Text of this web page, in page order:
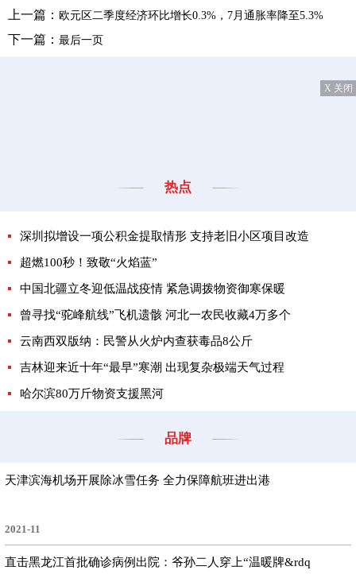
上一篇： 欧元区二季度经济环比增长0.3%，7月通胀率降至5.3%
下一篇： 最后一页
X 关闭
热点
深圳拟增设一项公积金提取情形 支持老旧小区项目改造
超燃100秒！致敬“火焰蓝”
中国北疆立冬迎低温战疫情 紧急调拨物资御寒保暖
曾寻找“驼峰航线”飞机遗骸 河北一农民收藏4万多个
云南西双版纳：民警从火炉内查获毒品8公斤
吉林迎来近十年“最早”寒潮 出现复杂极端天气过程
哈尔滨80万斤物资支援黑河
品牌
天津滨海机场开展除冰雪任务 全力保障航班进出港
2021-11
直击黑龙江首批确诊病例出院：爷孙二人穿上“温暖牌&rdq